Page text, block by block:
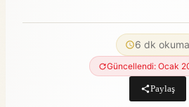
6 dk okuma
Güncellendi: Ocak
Paylaş